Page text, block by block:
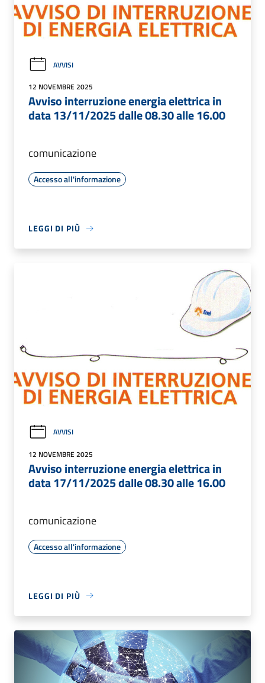
AVVISI
12 NOVEMBRE 2025
Avviso interruzione energia elettrica in
data 13/11/2025 dalle 08.30 alle 16.00
comunicazione
Accesso all'informazione
LEGGI DI PIÙ
AVVISI
12 NOVEMBRE 2025
Avviso interruzione energia elettrica in
data 17/11/2025 dalle 08.30 alle 16.00
comunicazione
Accesso all'informazione
LEGGI DI PIÙ